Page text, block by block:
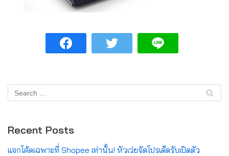
Recent Posts
แจกโค้ดเฉพาะที่ Shopee เท่านั้น! หัวเว่ยจัดโปรเด็ดรับเปิดตัว